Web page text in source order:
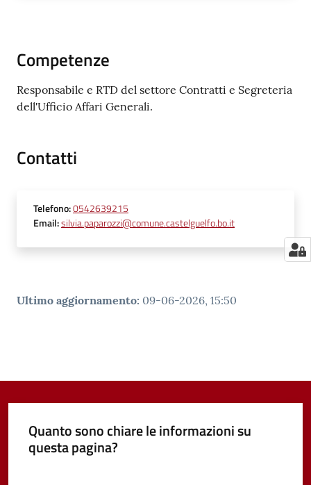
Competenze
Responsabile e RTD del settore Contratti e Segreteria
dell'Ufficio Affari Generali.
Contatti
Telefono:0542639215
Email:silvia.paparozzi@comune.castelguelfo.bo.it
Ultimo aggiornamento: 09-06-2026, 15:50
Quanto sono chiare le informazioni su
questa pagina?